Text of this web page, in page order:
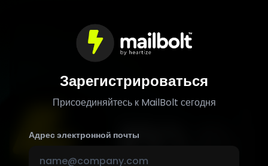
Зарегистрироваться
Присоединяйтесь к MailBolt сегодня
Адрес электронной почты